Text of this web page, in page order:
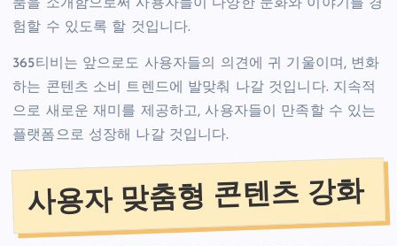
품을 소개함으로써 사용자들이 다양한 문화와 이야기를 경
험할 수 있도록 할 것입니다.
365티비는 앞으로도 사용자들의 의견에 귀 기울이며, 변화
하는 콘텐츠 소비 트렌드에 발맞춰 나갈 것입니다. 지속적
으로 새로운 재미를 제공하고, 사용자들이 만족할 수 있는
플랫폼으로 성장해 나갈 것입니다.
사용자 맞춤형 콘텐츠 강화